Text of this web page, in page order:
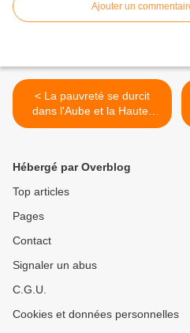
Ajouter un
< La pauvreté se durcit
dans l'Aube et la Haute-
Marne
Hébergé par Overblog
Top articles
Pages
Contact
Signaler un abus
C.G.U.
Cookies et données personnelles